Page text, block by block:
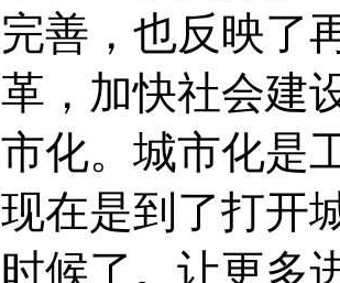
完善，也反映了
革，加快社会建
市化。城市化是
现在是到了打开
时候了。让更多